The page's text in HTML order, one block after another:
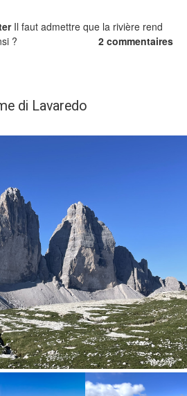
Il faut admettre que la rivière rend
?
2 commentaires
di Lavaredo